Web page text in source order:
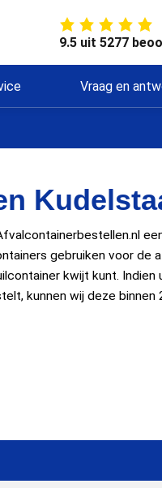
9.5 uit 5277
Vraag en
gebruiken voor de
kwijt kunt. Indien
kunnen wij deze binnen